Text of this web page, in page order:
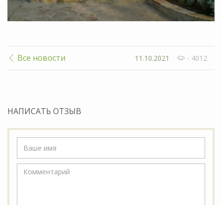
Все новости 11.10.2021 - 4012
НАПИСАТЬ ОТЗЫВ